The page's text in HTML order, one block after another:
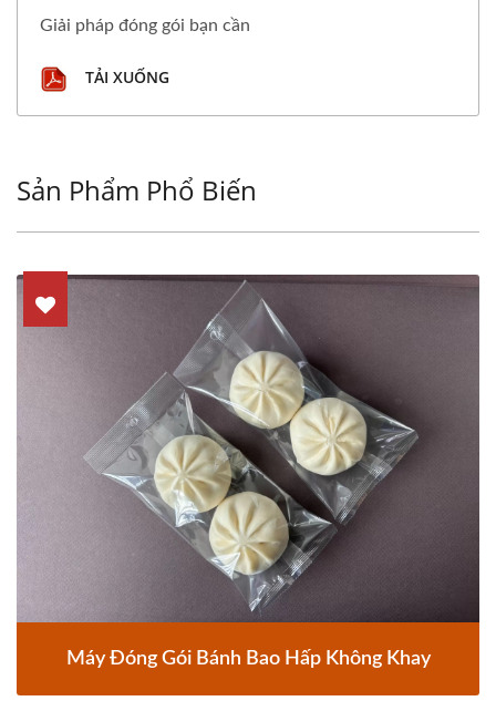
Giải pháp đóng gói bạn cần
TẢI XUỐNG
Sản Phẩm Phổ Biến
Máy Đóng Gói Bánh Bao Hấp Không Khay